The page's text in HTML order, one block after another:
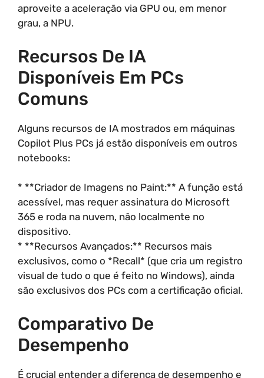
aproveite a aceleração via GPU ou, em menor
grau, a NPU.
Recursos De IA
Disponíveis Em PCs
Comuns
Alguns recursos de IA mostrados em máquinas
Copilot Plus PCs já estão disponíveis em outros
notebooks:
* **Criador de Imagens no Paint:** A função está
acessível, mas requer assinatura do Microsoft
365 e roda na nuvem, não localmente no
dispositivo.
* **Recursos Avançados:** Recursos mais
exclusivos, como o *Recall* (que cria um registro
visual de tudo o que é feito no Windows), ainda
são exclusivos dos PCs com a certificação oficial.
Comparativo De
Desempenho
É crucial entender a diferença de desempenho e